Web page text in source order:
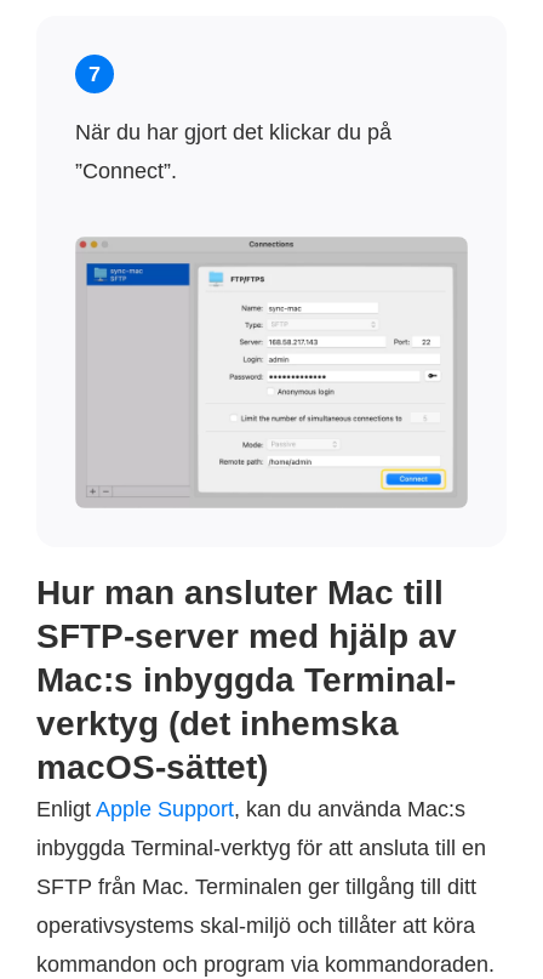
7
När du har gjort det klickar du på
”Connect”.
Hur man ansluter Mac till
SFTP-server med hjälp av
Mac:s inbyggda Terminal-
verktyg (det inhemska
macOS-sättet)
Enligt Apple Support, kan du använda Mac:s
inbyggda Terminal-verktyg för att ansluta till en
SFTP från Mac. Terminalen ger tillgång till ditt
operativsystems skal-miljö och tillåter att köra
kommandon och program via kommandoraden.